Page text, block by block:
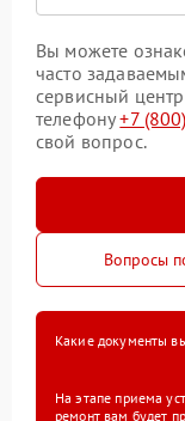
Вы можете
часто
сервисный
телефону+7
свой вопрос.
Вопросы
Какие документы
На этапе приема
ремонт вам будет